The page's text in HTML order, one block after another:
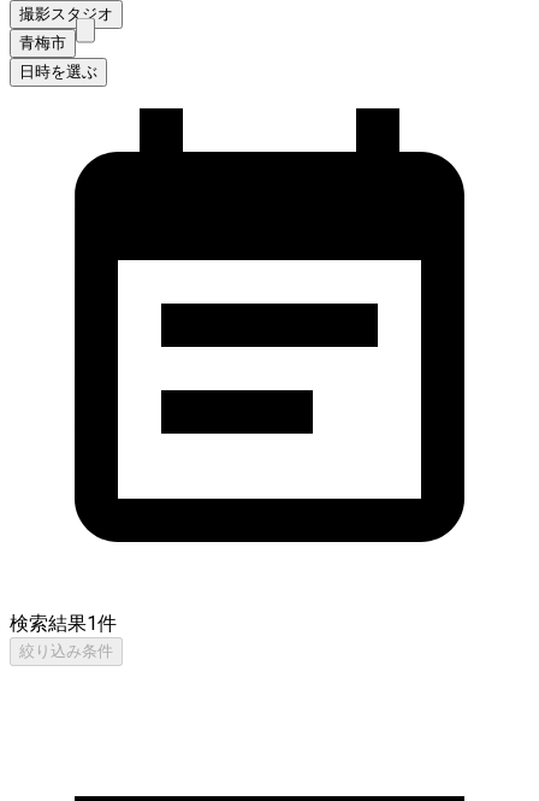
撮影スタジオ
青梅市
日時を選ぶ
検索結果1件
絞り込み条件